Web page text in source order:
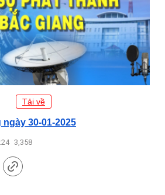
Tải về
30-01-2025
3,358